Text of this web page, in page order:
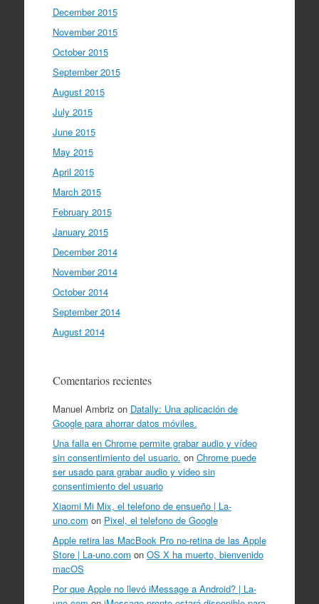
December 2015
November 2015
October 2015
September 2015
August 2015
July 2015
June 2015
May 2015
April 2015
March 2015
February 2015
January 2015
December 2014
November 2014
October 2014
September 2014
August 2014
Comentarios recientes
Manuel Ambriz on Datally: Una aplicación de
Google para ahorrar datos móviles.
Una falla en Chrome permite grabar audio y vídeo
sin consentimiento del usuario. on Chrome puede
ser usado para grabar audio y video sin
consentimiento del usuario
Xiaomi Mi Mix, el telefono de ensueño | La-
uno.com on Pixel, el telefono de Google
Apple retira las MacBook Pro no-retina de las Apple
Store | La-uno.com on OS X ha muerto, bienvenido
macOS
Por que Apple no llevó iMessage a Android? | La-